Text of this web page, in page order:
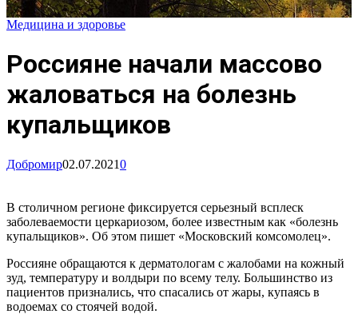
Медицина и здоровье
Россияне начали массово
жаловаться на болезнь
купальщиков
Добромир02.07.20210
В столичном регионе фиксируется серьезный всплеск
заболеваемости церкариозом, более известным как «болезнь
купальщиков». Об этом пишет «Московский комсомолец».
Россияне обращаются к дерматологам с жалобами на кожный
зуд, температуру и волдыри по всему телу. Большинство из
пациентов признались, что спасались от жары, купаясь в
водоемах со стоячей водой.